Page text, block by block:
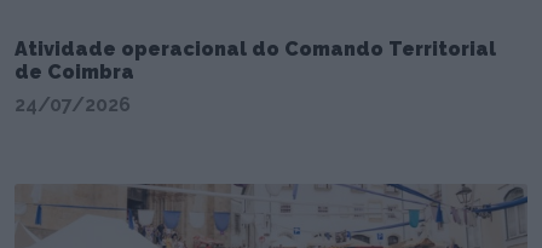
Atividade operacional do Comando Territorial
de Coimbra
24/07/2026